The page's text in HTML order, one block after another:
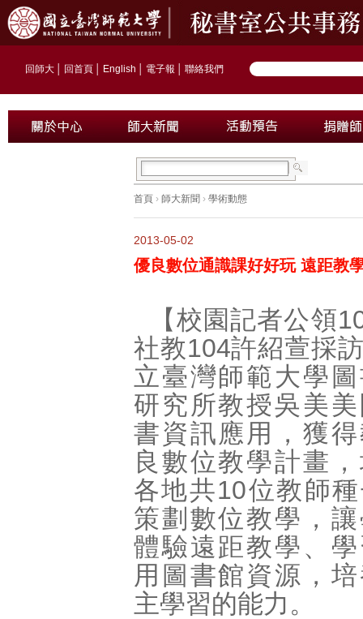
回師大 回首頁 English 電子報 聯絡我們
首頁 › 師大新聞 › 學術動態
2013-05-02
優良數位通識課好好玩 遠距教
【校園記者公領
社教104許紹萱採
立臺灣師範大學
研究所教授吳美
書資訊應用，獲
良數位教學計畫
各地共10位教師
策劃數位教學，
體驗遠距教學、
用圖書館資源，
主學習的能力。